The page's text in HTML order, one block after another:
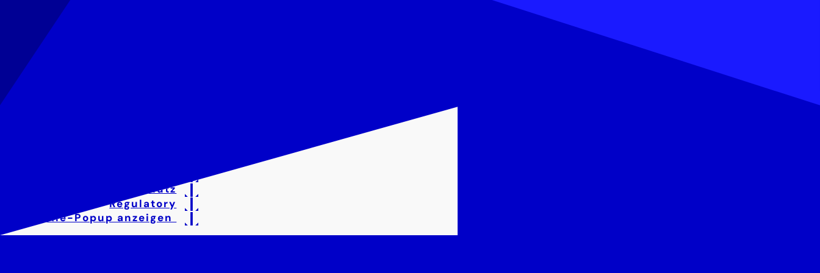
Datenschutz
Regulatory
Cookie-Popup anzeigen